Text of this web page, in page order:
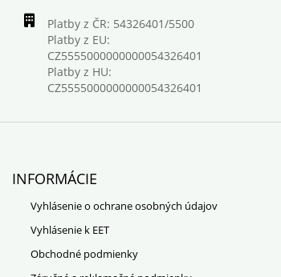
Platby z ČR: 54326401/5500
Platby z EU:
CZ5555000000000054326401
Platby z HU:
CZ5555000000000054326401
INFORMÁCIE
Vyhlásenie o ochrane osobných údajov
Vyhlásenie k EET
Obchodné podmienky